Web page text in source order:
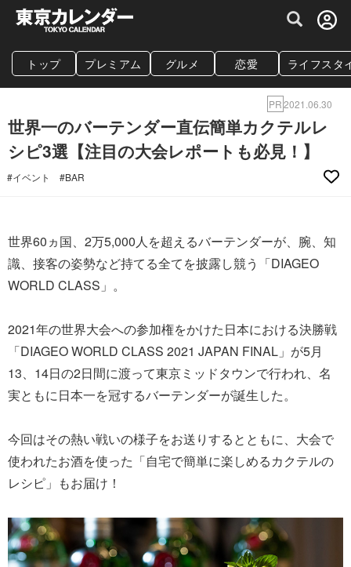
グルメ情報・プレミアムレストラン予約
トップ プレミアム グルメ 恋愛 ライフスタ
PR2021.06.30
世界一のバーテンダー直伝簡単カクテルレ
シピ3選【注目の大会レポートも必見！】
#イベント #BAR
世界60ヵ国、2万5,000人を超えるバーテンダーが、腕、知
識、接客の姿勢など持てる全てを披露し競う「DIAGEO
WORLD CLASS」。
2021年の世界大会への参加権をかけた日本における決勝戦
「DIAGEO WORLD CLASS 2021 JAPAN FINAL」が5月
13、14日の2日間に渡って東京ミッドタウンで行われ、名
実ともに日本一を冠するバーテンダーが誕生した。
今回はその熱い戦いの様子をお送りするとともに、大会で
使われたお酒を使った「自宅で簡単に楽しめるカクテルの
レシピ」もお届け！